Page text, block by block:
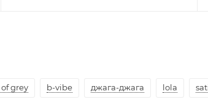
grey b-vibe джага-джага lola